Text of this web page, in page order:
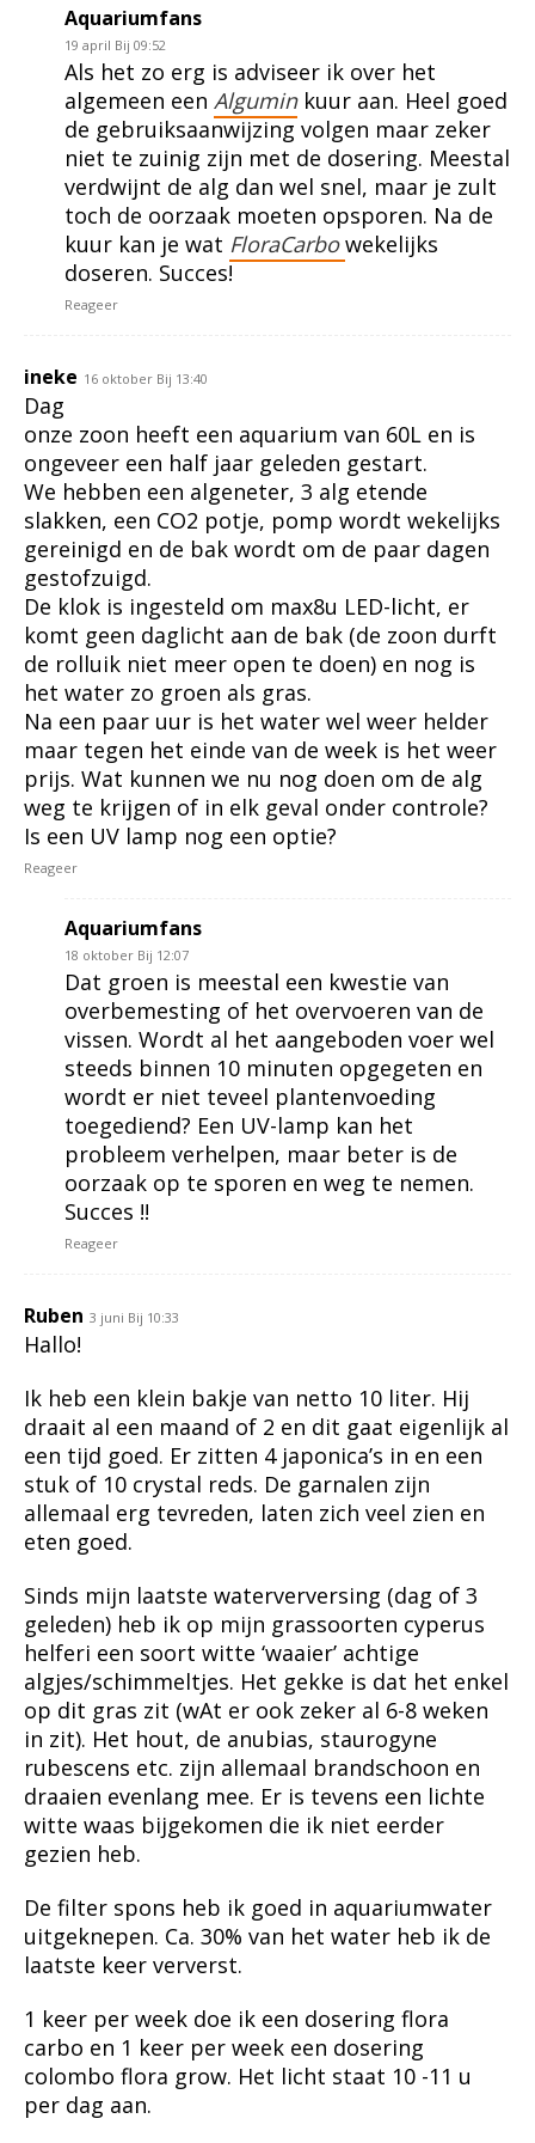
Aquariumfans
19 april Bij 09:52
Als het zo erg is adviseer ik over het
algemeen een Alguminkuur aan. Heel goed
de gebruiksaanwijzing volgen maar zeker
niet te zuinig zijn met de dosering. Meestal
verdwijnt de alg dan wel snel, maar je zult
toch de oorzaak moeten opsporen. Na de
kuur kan je wat FloraCarbowekelijks
doseren. Succes!
Reageer
ineke 16 oktober Bij 13:40
Dag
onze zoon heeft een aquarium van 60L en is
ongeveer een half jaar geleden gestart.
We hebben een algeneter, 3 alg etende
slakken, een CO2 potje, pomp wordt wekelijks
gereinigd en de bak wordt om de paar dagen
gestofzuigd.
De klok is ingesteld om max8u LED-licht, er
komt geen daglicht aan de bak (de zoon durft
de rolluik niet meer open te doen) en nog is
het water zo groen als gras.
Na een paar uur is het water wel weer helder
maar tegen het einde van de week is het weer
prijs. Wat kunnen we nu nog doen om de alg
weg te krijgen of in elk geval onder controle?
Is een UV lamp nog een optie?
Reageer
Aquariumfans
18 oktober Bij 12:07
Dat groen is meestal een kwestie van
overbemesting of het overvoeren van de
vissen. Wordt al het aangeboden voer wel
steeds binnen 10 minuten opgegeten en
wordt er niet teveel plantenvoeding
toegediend? Een UV-lamp kan het
probleem verhelpen, maar beter is de
oorzaak op te sporen en weg te nemen.
Succes !!
Reageer
Ruben 3 juni Bij 10:33
Hallo!
Ik heb een klein bakje van netto 10 liter. Hij
draait al een maand of 2 en dit gaat eigenlijk al
een tijd goed. Er zitten 4 japonica’s in en een
stuk of 10 crystal reds. De garnalen zijn
allemaal erg tevreden, laten zich veel zien en
eten goed.
Sinds mijn laatste waterverversing (dag of 3
geleden) heb ik op mijn grassoorten cyperus
helferi een soort witte ‘waaier’ achtige
algjes/schimmeltjes. Het gekke is dat het enkel
op dit gras zit (wAt er ook zeker al 6-8 weken
in zit). Het hout, de anubias, staurogyne
rubescens etc. zijn allemaal brandschoon en
draaien evenlang mee. Er is tevens een lichte
witte waas bijgekomen die ik niet eerder
gezien heb.
De filter spons heb ik goed in aquariumwater
uitgeknepen. Ca. 30% van het water heb ik de
laatste keer ververst.
1 keer per week doe ik een dosering flora
carbo en 1 keer per week een dosering
colombo flora grow. Het licht staat 10 -11 u
per dag aan.